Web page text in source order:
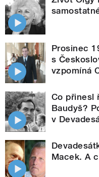
Prosinec
s
vzpomíná
Co přinesl
Baudyš?
v
Macek. A